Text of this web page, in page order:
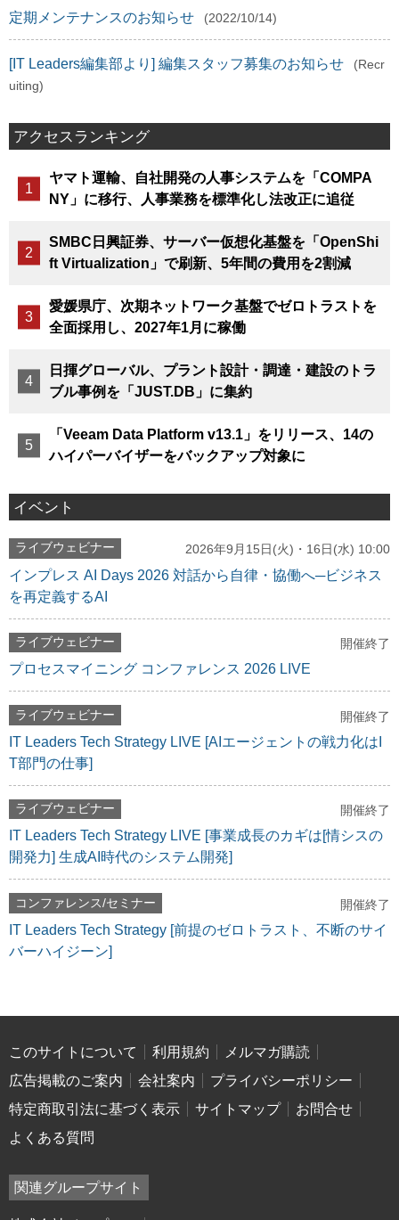
定期メンテナンスのお知らせ (2022/10/14)
[IT Leaders編集部より] 編集スタッフ募集のお知らせ
(Recr
uiting)
アクセスランキング
ヤマト運輸、自社開発の人事システムを「COMPA
NY」に移行、人事業務を標準化し法改正に追従
SMBC日興証券、サーバー仮想化基盤を「OpenShi
ft Virtualization」で刷新、5年間の費用を2割減
愛媛県庁、次期ネットワーク基盤でゼロトラストを
全面採用し、2027年1月に稼働
日揮グローバル、プラント設計・調達・建設のトラ
ブル事例を「JUST.DB」に集約
「Veeam Data Platform v13.1」をリリース、14の
ハイパーバイザーをバックアップ対象に
イベント
ライブウェビナー 2026年9月15日(火)・16日(水) 10:00
インプレス AI Days 2026 対話から自律・協働へ─ビジネス
を再定義するAI
ライブウェビナー 開催終了
プロセスマイニング コンファレンス 2026 LIVE
ライブウェビナー 開催終了
IT Leaders Tech Strategy LIVE [AIエージェントの戦力化はI
T部門の仕事]
ライブウェビナー 開催終了
IT Leaders Tech Strategy LIVE [事業成長のカギは[情シスの
開発力] 生成AI時代のシステム開発]
コンファレンス/セミナー 開催終了
IT Leaders Tech Strategy [前提のゼロトラスト、不断のサイ
バーハイジーン]
このサイトについて 利用規約
メルマガ購読
広告掲載のご案内
会社案内
プライバシーポリシー
特定商取引法に基づく表示
サイトマップ
お問合せ
よくある質問
関連グループサイト